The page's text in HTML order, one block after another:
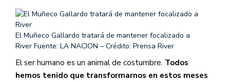
El Muñeco Gallardo tratará de mantener focalizado a
River Fuente: LA NACION – Crédito: Prensa River
El ser humano es un animal de costumbre. Todos
hemos tenido que transformarnos en estos meses